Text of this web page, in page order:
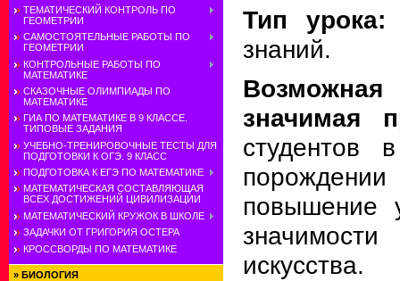
ТЕМАТИЧЕСКИЙ КОНТРОЛЬ ПО
ГЕОМЕТРИИ
САМОСТОЯТЕЛЬНЫЕ РАБОТЫ ПО
ГЕОМЕТРИИ
КОНТРОЛЬНЫЕ РАБОТЫ ПО
МАТЕМАТИКЕ
СКАЗОЧНЫЕ ОЛИМПИАДЫ ПО
МАТЕМАТИКЕ
ГИА ПО МАТЕМАТИКЕ В 9 КЛАССЕ.
ТИПОВЫЕ ЗАДАНИЯ
УЧЕБНО-ТРЕНИРОВОЧНЫЕ ТЕСТЫ ДЛЯ
ПОДГОТОВКИ К ОГЭ. 9 КЛАСС
ПОДГОТОВКА К ЕГЭ ПО МАТЕМАТИКЕ
МАТЕМАТИЧЕСКАЯ СОСТАВЛЯЮЩАЯ
ВСЕХ ДОСТИЖЕНИЙ ЦИВИЛИЗАЦИИ
МАТЕМАТИЧЕСКИЙ КРУЖОК В ШКОЛЕ
ЗАДАЧКИ ОТ ГРИГОРИЯ ОСТЕРА
КРОССВОРДЫ ПО МАТЕМАТИКЕ
» БИОЛОГИЯ
Тип урока:
знаний.
значимая
студентов
повышение
искусства.